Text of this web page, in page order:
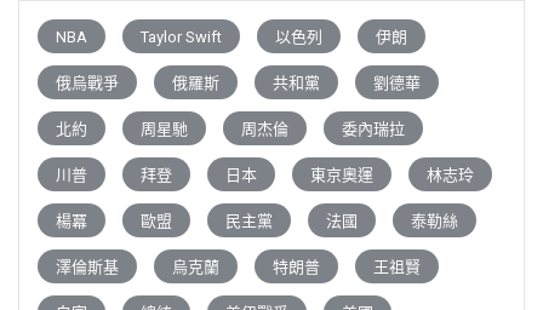
NBA Taylor Swift 以色列 伊朗
俄烏戰爭 俄羅斯 共和黨 劉德華
北約 周星馳 周杰倫 委內瑞拉
川普 拜登 日本 東京奧運 林志玲
楊冪 歐盟 民主黨 法國 泰勒絲
澤倫斯基 烏克蘭 特朗普 王祖賢